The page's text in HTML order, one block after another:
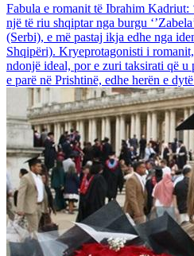
Fabula e romanit të Ibrahim Kadriut:
një të riu shqiptar nga burgu
(Serbi), e më pastaj ikja edhe nga
Shqipëri). Kryeprotagonisti i
ndonjë ideal, por e zuri taksirati që u
e parë në Prishtinë, edhe herën e